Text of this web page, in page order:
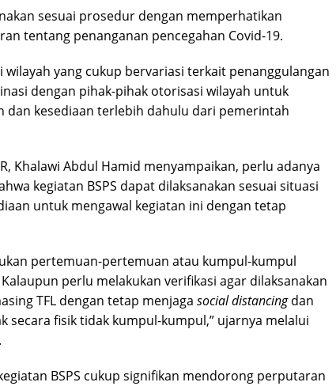
sesuai prosedur dengan memperhatikan
tentang penanganan pencegahan Covid-19.
yang cukup bervariasi terkait penanggulangan
dengan pihak-pihak otorisasi wilayah untuk
dan kesediaan terlebih dahulu dari pemerintah
Khalawi Abdul Hamid menyampaikan, perlu adanya
kegiatan BSPS dapat dilaksanakan sesuai situasi
untuk mengawal kegiatan ini dengan tetap
pertemuan-pertemuan atau kumpul-kumpul
perlu melakukan verifikasi agar dilaksanakan
TFL dengan tetap menjaga social distancingdan
secara fisik tidak kumpul-kumpul,” ujarnya melalui
BSPS cukup signifikan mendorong perputaran